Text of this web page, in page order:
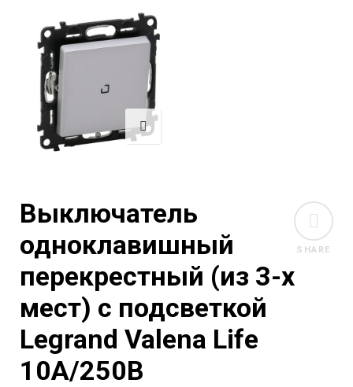
SHARE
Выключатель
одноклавишный
перекрестный (из 3-х
мест) с подсветкой
Legrand Valena Life
10A/250В